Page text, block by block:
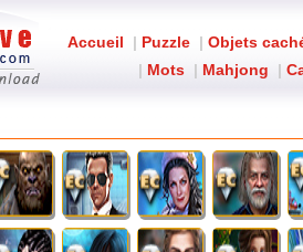
Accueil | Puzzle | Objets
| Mots | Mahjong |